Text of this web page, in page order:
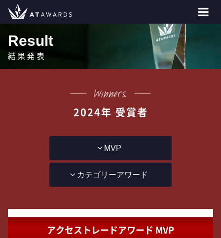
Result
結果発表
2024年 受賞者
MVP
カテゴリーアワード
アクセストレードアワード MVP